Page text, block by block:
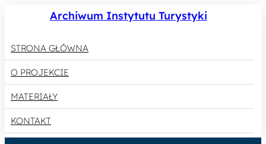
Archiwum Instytutu Turystyki
STRONA GŁÓWNA
O PROJEKCIE
MATERIAŁY
KONTAKT